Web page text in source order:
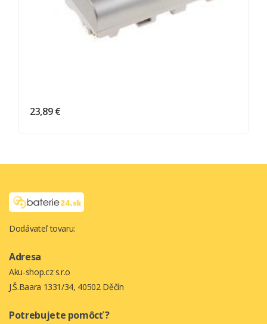
Sony DCR-TRV203
Sony DCR-TRV210
Sony DCR-TRV210E
Sony DCR-TRV315
Sony DCR-TV900E
Sony DCR-VX2000E
Sony DCR-VX2001
Sony DCR-VX2100E
Sony DCR-VX9000
Sony DSR-200
Sony DSR-PD100A
23,89 €
Dodávateľ tovaru:
Adresa
Aku-shop.cz s.r.o
J.Š.Baara 1331/34, 40502 Děčín
Potrebujete pomôcť ?